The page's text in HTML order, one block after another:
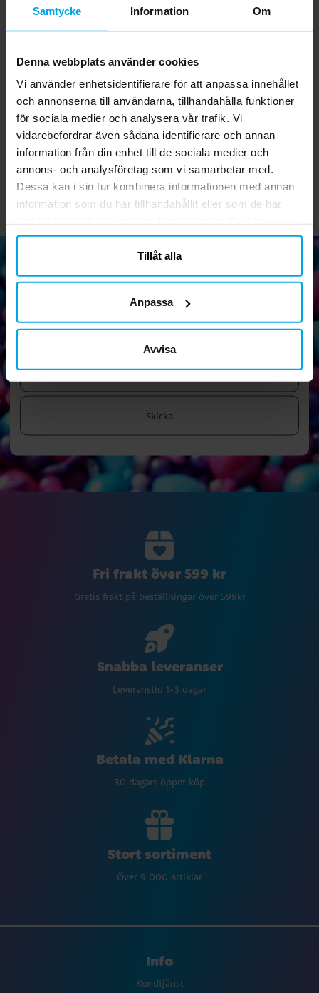
Samtycke Information Om
Denna webbplats använder cookies
Vi använder enhetsidentifierare för att anpassa innehållet
och annonserna till användarna, tillhandahålla funktioner
för sociala medier och analysera vår trafik. Vi
vidarebefordrar även sådana identifierare och annan
information från din enhet till de sociala medier och
annons- och analysföretag som vi samarbetar med.
Dessa kan i sin tur kombinera informationen med annan
information som du har tillhandahållit eller som de har
närsomhelst ändra ditt samtycke.
Tillåt alla
Anpassa
Avvisa
Serpentiner - Lila
Pris : 19,00 kr
19,00 kr
KÖP
Muffinsformar - Orange
50-pack
45,00 kr
45,00 kr
KÖP
Nyhetsbrev!
Prenumerera på vårt nyhetsbrev och ta del av roliga tips,
Skicka
Fri frakt över 599 kr
Gratis frakt på beställningar över 599kr
Snabba leveranser
Leveranstid 1-3 dagar
Betala med Klarna
30 dagars öppet köp
Stort sortiment
Över 9 000 artiklar
Info
Kundtjänst